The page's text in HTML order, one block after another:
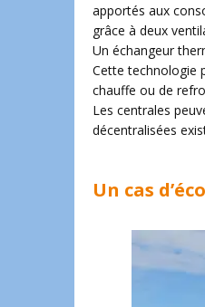
apportés aux
grâce à deux
Un échangeur
Cette technologie
chauffe ou de
Les centrales
décentralisées
Un cas